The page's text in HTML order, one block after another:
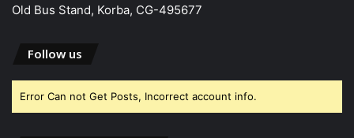
Old Bus Stand, Korba, CG-495677
Follow us
Error Can not Get Posts, Incorrect account info.